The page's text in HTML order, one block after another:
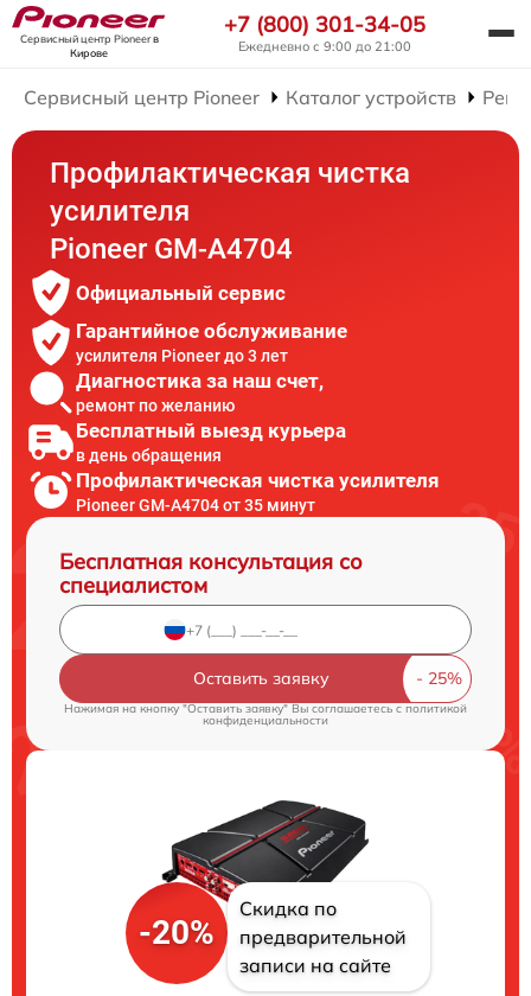
Сервисный центр Pioneerв
Кирове
+7 (800) 301-34-05
Ежедневно с 9:00 до 21:00
Сервисный центр Pioneer Каталог устройств
Профилактическая чистка
усилителя
Pioneer GM-A4704
Официальный сервис
Гарантийное обслуживание
усилителя Pioneer до 3 лет
Диагностика за наш счет,
ремонт по желанию
Бесплатный выезд курьера
в день обращения
Профилактическая чистка усилителя
Pioneer GM-A4704 от 35 минут
Бесплатная консультация со
специалистом
Оставить заявку
Нажимая на кнопку "Оставить заявку" Вы соглашаетесь c политикой
конфиденциальности
-20%
Скидка по
предварительной
записи на сайте